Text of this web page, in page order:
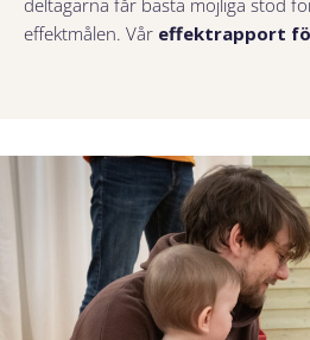
deltagarna får bästa möjliga stöd
effektmålen. Vår effektrapport